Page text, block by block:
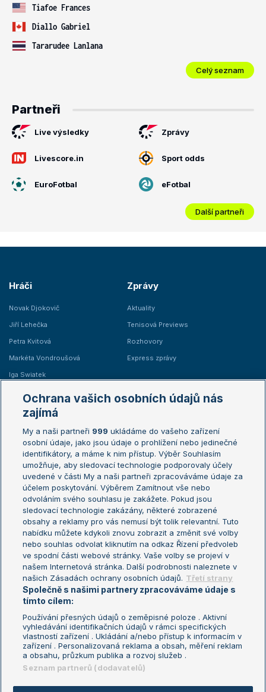
Tiafoe Frances
Diallo Gabriel
Tararudee Lanlana
Celý seznam
Partneři
Live výsledky Zprávy
Livescore.in Sport odds
EuroFotbal eFotbal
Další partneři
Hráči
Novak Djokovič
Jiří Lehečka
Petra Kvitová
Markéta Vondroušová
Iga Swiatek
Zprávy
Aktuality
Tenisová Previews
Rozhovory
Express zprávy
Žebříčky
Žebříček ATP (muži)
Žebříček WTA (ženy)
Sázkařský žebříček
Australian Open
French Open
Wimbledon
US Open
Turnaj mistrů
Turnaj mistryň
Aktualní trendy
Fotbalové přestupy
Livesport Daily
LS Prague Open
Podmínky užití
Nastavení soukromí
GDPR a žurnalistika
Reklama
Kontakt
Informace o zpracování osobních
údajů
Ochrana vašich osobních údajů nás
zajímá
My a naši partneři 999 ukládáme do vašeho zařízení
osobní údaje, jako jsou údaje o prohlížení nebo jedinečné
identifikátory, a máme k nim přístup. Výběr Souhlasím
umožňuje, aby sledovací technologie podporovaly účely
uvedené v části My a naši partneři zpracováváme údaje za
účelem poskytování. Výběrem Zamítnout vše nebo
odvoláním svého souhlasu je zakážete. Pokud jsou
sledovací technologie zakázány, některé zobrazené
obsahy a reklamy pro vás nemusí být tolik relevantní. Tuto
nabídku můžete kdykoli znovu zobrazit a změnit své volby
nebo souhlas odvolat kliknutím na odkaz Řízení předvoleb
ve spodní části webové stránky. Vaše volby se projeví v
našem Internetová stránka. Další podrobnosti naleznete v
našich Zásadách ochrany osobních údajů. Třetí strany
Společně s našimi partnery zpracováváme údaje s
tímto cílem:
Používání přesných údajů o zeměpisné poloze . Aktivní
vyhledávání identifikačních údajů v rámci specifických
vlastností zařízení . Ukládání a/nebo přístup k informacím v
zařízení . Personalizovaná reklama a obsah, měření reklam
a obsahu, průzkum publika a rozvoj služeb .
Seznam partnerů (dodavatelů)